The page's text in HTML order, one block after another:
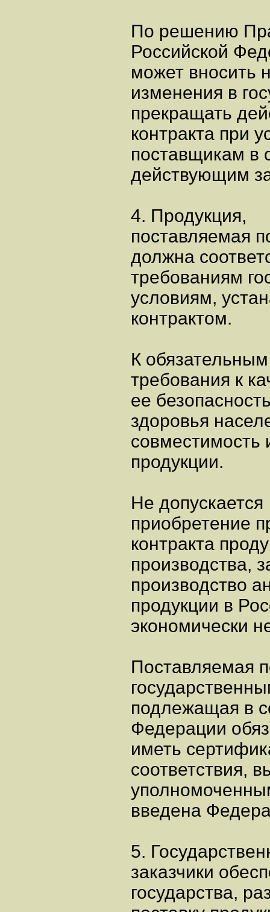
По решению
Российской
может вносить
изменения в
прекращать
контракта при
поставщикам в
действующим
4. Продукция,
поставляемая
должна
требованиям
условиям,
контрактом.
К обязательным
требования к
ее
здоровья
совместимость
продукции.
Не допускается
приобретение
контракта
производства,
производство
продукции в
экономически
Поставляемая
подлежащая в
Федерации
иметь
соответствия,
введена
5.
заказчики
государства,